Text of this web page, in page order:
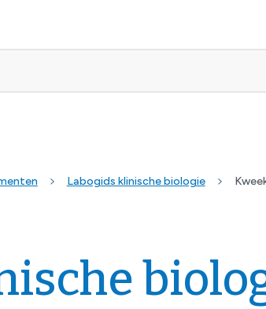
Labogids klinische biologie